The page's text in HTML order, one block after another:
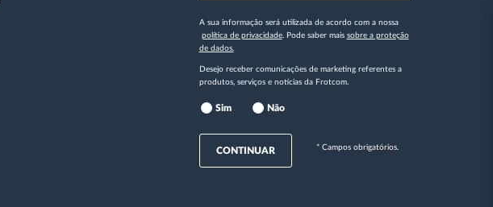
A sua informação será utilizada de acordo com a nossa
política de privacidade. Pode saber mais sobre a proteção
de dados.
Desejo receber comunicações de marketing referentes a
produtos, serviços e notícias da Frotcom.
Sim Não
CONTINUAR * Campos obrigatórios.